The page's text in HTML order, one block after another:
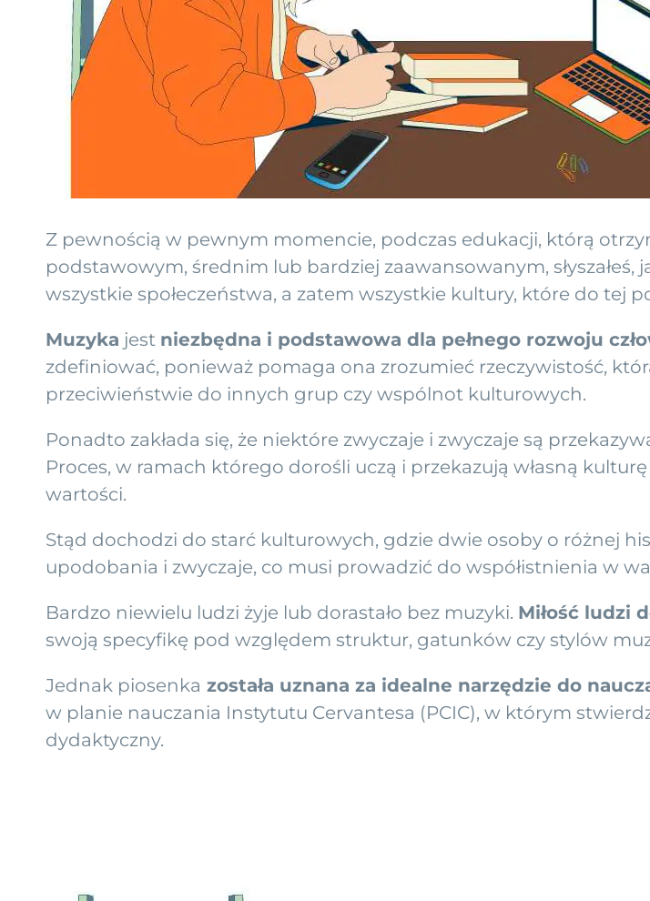
Z pewnością w pewnym momencie, podczas edukacji, którą
podstawowym, średnim lub bardziej zaawansowanym, słyszałeś,
wszystkie społeczeństwa, a zatem wszystkie kultury, które do tej
Muzyka jest niezbędna i podstawowa dla pełnego rozwoju
zdefiniować, ponieważ pomaga ona zrozumieć rzeczywistość,
przeciwieństwie do innych grup czy wspólnot kulturowych.
Ponadto zakłada się, że niektóre zwyczaje i zwyczaje są
Proces, w ramach którego dorośli uczą i przekazują własną
wartości.
Stąd dochodzi do starć kulturowych, gdzie dwie osoby o różnej
upodobania i zwyczaje, co musi prowadzić do współistnienia w
Bardzo niewielu ludzi żyje lub dorastało bez muzyki. Miłość ludzi
swoją specyfikę pod względem struktur, gatunków czy stylów
Jednak piosenka została uznana za idealne narzędzie do
w planie nauczania Instytutu Cervantesa (PCIC), w którym
dydaktyczny.